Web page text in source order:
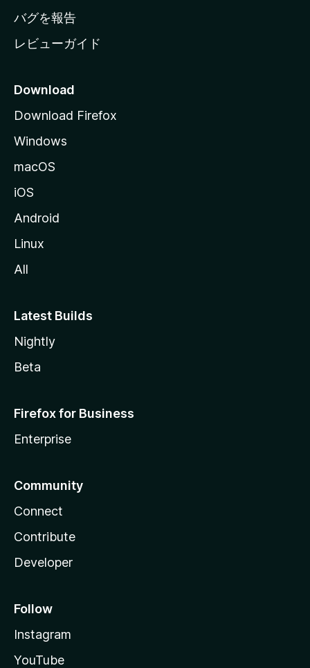
へ
バグを報告
レビューガイド
Download
Download Firefox
Windows
macOS
iOS
Android
Linux
All
Latest Builds
Nightly
Beta
Firefox for Business
Enterprise
Community
Connect
Contribute
Developer
Follow
Instagram
YouTube